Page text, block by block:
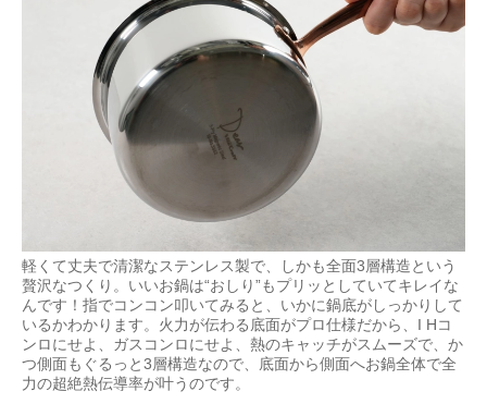
軽くて丈夫で清潔なステンレス製で、しかも全⾯3層構造という
贅沢なつくり。いいお鍋は“おしり”もプリッとしていてキレイな
んです！指でコンコン叩いてみると、いかに鍋底がしっかりして
いるかわかります。⽕⼒が伝わる底⾯がプロ仕様だから、I Hコ
ンロにせよ、ガスコンロにせよ、熱のキャッチがスムーズで、か
つ側面もぐるっと3層構造なので、底面から側面へお鍋全体で全
⼒の超絶熱伝導率が叶うのです。